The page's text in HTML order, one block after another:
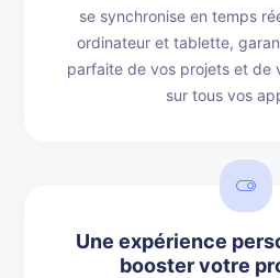
se synchronise en temps
ordinateur et tablette,
parfaite de vos projets et de
sur tous vos
Une expérience
booster votre